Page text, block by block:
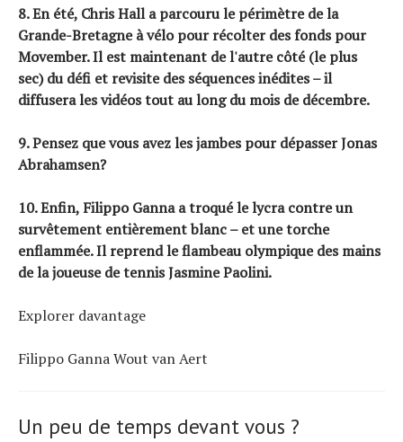
8. En été, Chris Hall a parcouru le périmètre de la
Grande-Bretagne à vélopour récolter des fonds pour
Movember. Il est maintenant de l'autre côté (le plus
sec) du défi et revisite des séquences inédites – il
diffusera les vidéos tout au long du mois de décembre.
9. Pensez que vous avez les jambes pour dépasserJonas
Abrahamsen?
10. Enfin,Filippo Gannaa troqué le lycra contre un
survêtement entièrement blanc – et une torche
enflammée. Il reprend le flambeau olympique des mains
de la joueuse de tennis Jasmine Paolini.
Explorer davantage
Filippo Ganna Wout van Aert
Un peu de temps devant vous ?